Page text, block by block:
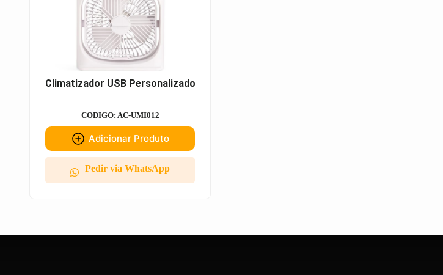
Climatizador USB Personalizado
CODIGO: AC-UMI012
Adicionar Produto
Pedir via WhatsApp